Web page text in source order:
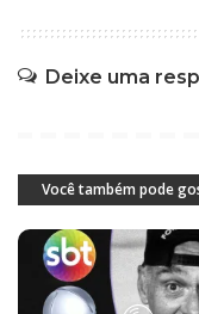
Deixe uma
Você também pode